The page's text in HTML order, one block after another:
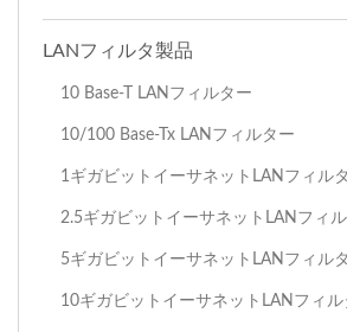
LANフィルタ製品
10 Base-T LANフィルター
10/100 Base-Tx LANフィルター
1ギガビットイーサネットLANフィル
2.5ギガビットイーサネットLANフィ
5ギガビットイーサネットLANフィル
10ギガビットイーサネットLANフィル